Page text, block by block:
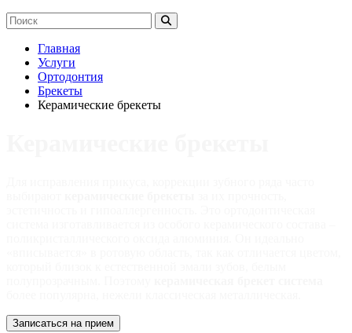
Главная
Услуги
Ортодонтия
Брекеты
Керамические брекеты
Записаться на прием